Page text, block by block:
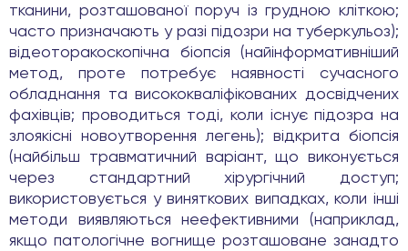
тканини, розташованої поруч із грудною кліткою;
часто призначають у разі підозри на туберкульоз);
відеоторакоскопічна біопсія (найінформативніший
метод, проте потребує наявності сучасного
обладнання та висококваліфікованих досвідчених
фахівців; проводиться тоді, коли існує підозра на
злоякісні новоутворення легень); відкрита біопсія
(найбільш травматичний варіант, що виконується
через стандартний хірургічний доступ;
використовується у виняткових випадках, коли інші
методи виявляються неефективними (наприклад,
якщо патологічне вогнище розташоване занадто